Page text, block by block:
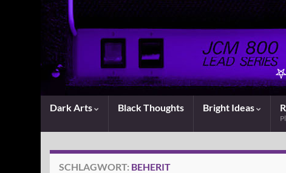
𖤐
Dark Arts Black Thoughts Bright Ideas
SCHLAGWORT: BEHERIT